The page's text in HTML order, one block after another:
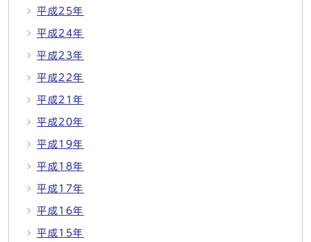
平成25年
平成24年
平成23年
平成22年
平成21年
平成20年
平成19年
平成18年
平成17年
平成16年
平成15年